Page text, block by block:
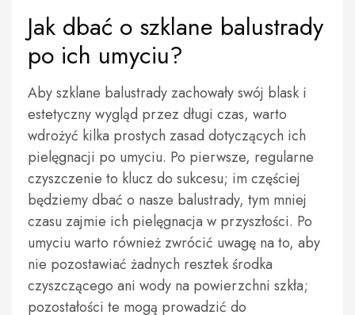
Jak dbać o szklane balustrady
po ich umyciu?
Aby szklane balustrady zachowały swój blask i
estetyczny wygląd przez długi czas, warto
wdrożyć kilka prostych zasad dotyczących ich
pielęgnacji po umyciu. Po pierwsze, regularne
czyszczenie to klucz do sukcesu; im częściej
będziemy dbać o nasze balustrady, tym mniej
czasu zajmie ich pielęgnacja w przyszłości. Po
umyciu warto również zwrócić uwagę na to, aby
nie pozostawiać żadnych resztek środka
czyszczącego ani wody na powierzchni szkła;
pozostałości te mogą prowadzić do